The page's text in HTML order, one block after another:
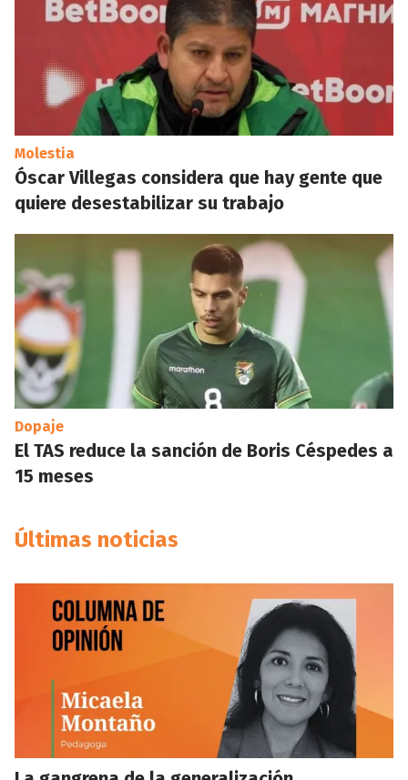
Molestia
Óscar Villegas considera que hay gente que
quiere desestabilizar su trabajo
Dopaje
El TAS reduce la sanción de Boris Céspedes a
15 meses
Últimas noticias